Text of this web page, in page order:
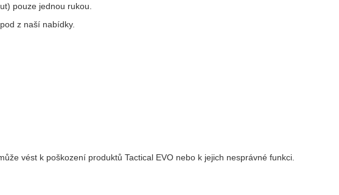
pouze jednou rukou.
z naší nabídky.
vést k poškození produktů Tactical EVO nebo k jejich nesprávné funkci.